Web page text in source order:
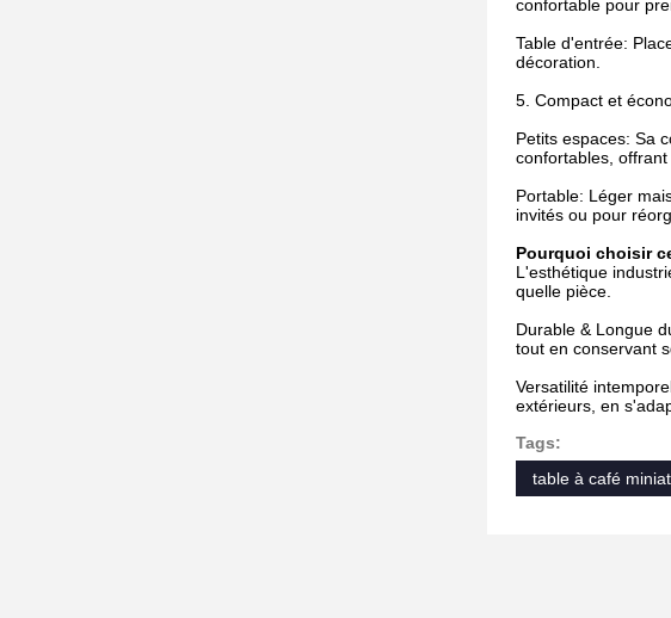
confortable pour
Table d'entrée:
décoration.
5. Compact et
Petits espaces: Sa
confortables,
Portable: Léger
invités ou pour
Pourquoi choisir
L'esthétique
quelle pièce.
Durable & Longue
tout en conservant
Versatilité
extérieurs, en
Tags:
table à café